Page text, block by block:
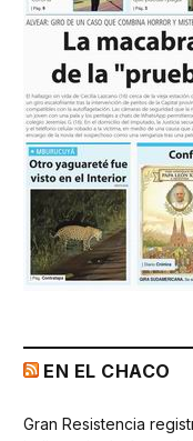
EN EL CHACO
Gran Resistencia